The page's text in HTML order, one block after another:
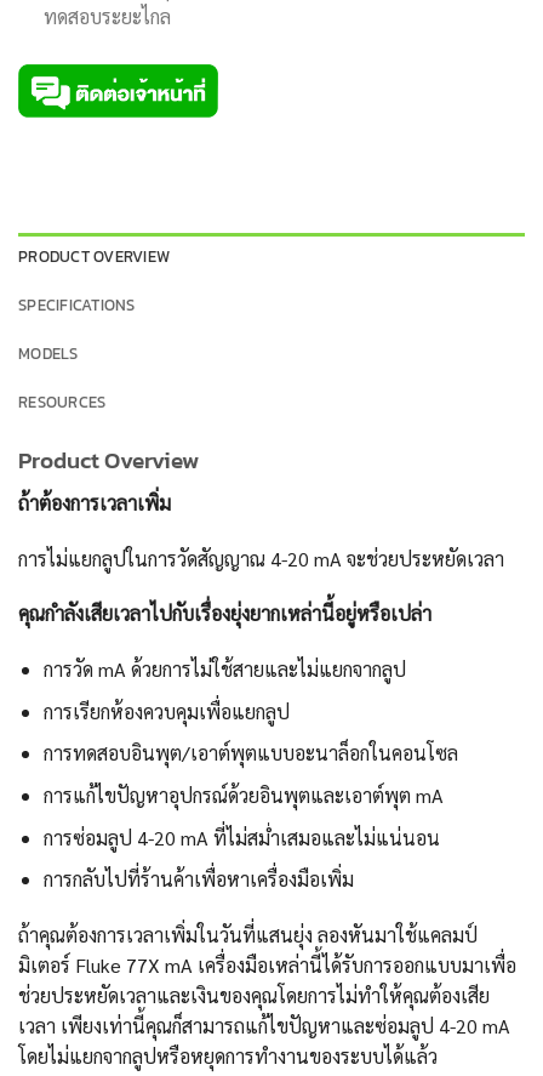
ทดสอบระยะไกล
PRODUCT OVERVIEW
SPECIFICATIONS
MODELS
RESOURCES
Product Overview
ถ้าต้องการเวลาเพิ่ม
การไม่แยกลูปในการวัดสัญญาณ 4-20 mA จะช่วยประหยัดเวลา
คุณกำลังเสียเวลาไปกับเรื่องยุ่งยากเหล่านี้อยู่หรือเปล่า
การวัด mA ด้วยการไม่ใช้สายและไม่แยกจากลูป
การเรียกห้องควบคุมเพื่อแยกลูป
การทดสอบอินพุต/เอาต์พุตแบบอะนาล็อกในคอนโซล
การแก้ไขปัญหาอุปกรณ์ด้วยอินพุตและเอาต์พุต mA
การซ่อมลูป 4-20 mA ที่ไม่สม่ำเสมอและไม่แน่นอน
การกลับไปที่ร้านค้าเพื่อหาเครื่องมือเพิ่ม
ถ้าคุณต้องการเวลาเพิ่มในวันที่แสนยุ่ง ลองหันมาใช้แคลมป์
มิเตอร์ Fluke 77X mA เครื่องมือเหล่านี้ได้รับการออกแบบมาเพื่อ
ช่วยประหยัดเวลาและเงินของคุณโดยการไม่ทำให้คุณต้องเสีย
เวลา เพียงเท่านี้คุณก็สามารถแก้ไขปัญหาและซ่อมลูป 4-20 mA
โดยไม่แยกจากลูปหรือหยุดการทำงานของระบบได้แล้ว